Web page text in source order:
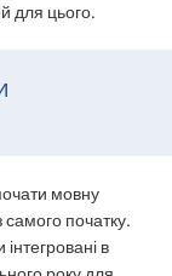
для цього.
мовну
самого початку.
в